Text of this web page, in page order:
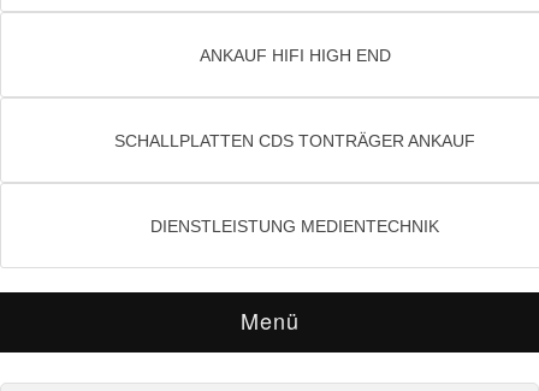
ANKAUF HIFI HIGH END
SCHALLPLATTEN CDS TONTRÄGER ANKAUF
DIENSTLEISTUNG MEDIENTECHNIK
Menü